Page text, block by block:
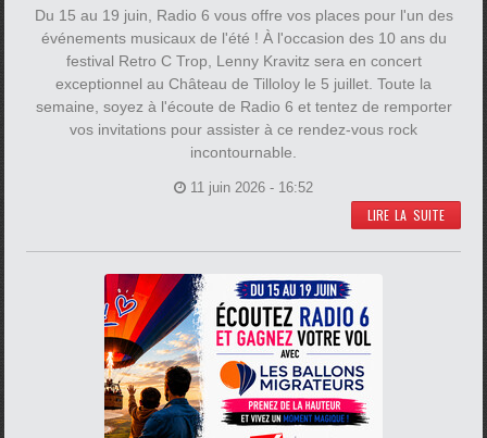
Du 15 au 19 juin, Radio 6 vous offre vos places pour l'un des
événements musicaux de l'été ! À l'occasion des 10 ans du
festival Retro C Trop, Lenny Kravitz sera en concert
exceptionnel au Château de Tilloloy le 5 juillet. Toute la
semaine, soyez à l'écoute de Radio 6 et tentez de remporter
vos invitations pour assister à ce rendez-vous rock
incontournable.
11 juin 2026 - 16:52
LIRE LA SUITE